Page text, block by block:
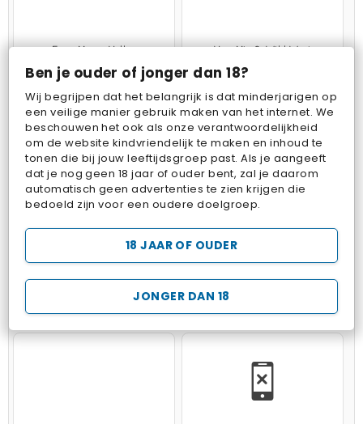
Ben je ouder of jonger dan 18?
Wij begrijpen dat het belangrijk is dat minderjarigen op
een veilige manier gebruik maken van het internet. We
beschouwen het ook als onze verantwoordelijkheid
om de website kindvriendelijk te maken en inhoud te
tonen die bij jouw leeftijdsgroep past. Als je aangeeft
dat je nog geen 18 jaar of ouder bent, zal je daarom
automatisch geen advertenties te zien krijgen die
bedoeld zijn voor een oudere doelgroep.
JONGER DAN 18
18 JAAR OF OUDER
Farm Merge Valley VegaMix 2: Wild West
Pop Fruit Bubbits
Hospital Surgeon Doctor Game Potion Sort